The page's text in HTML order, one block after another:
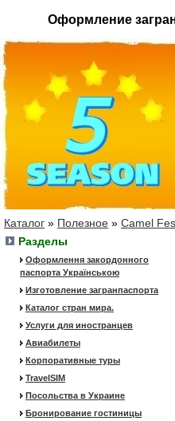
Оформление
Каталог » Полезное » Camel
Разделы
Оформлення закордонного
паспорта Українською
Изготовление загранпаспорта
Каталог стран мира.
Услуги для иностранцев
Авиабилеты
Корпоративные туры
TravelSIM
Посольства в Украине
Бронирование гостиницы